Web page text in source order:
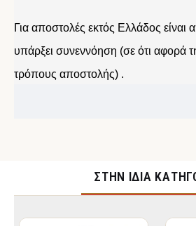
Για αποστολές εκτός Ελλάδος είναι
υπάρξει συνεννόηση (σε ότι αφορά
τρόπους αποστολής) .
ΣΤΉΝ ΊΔΙΑ